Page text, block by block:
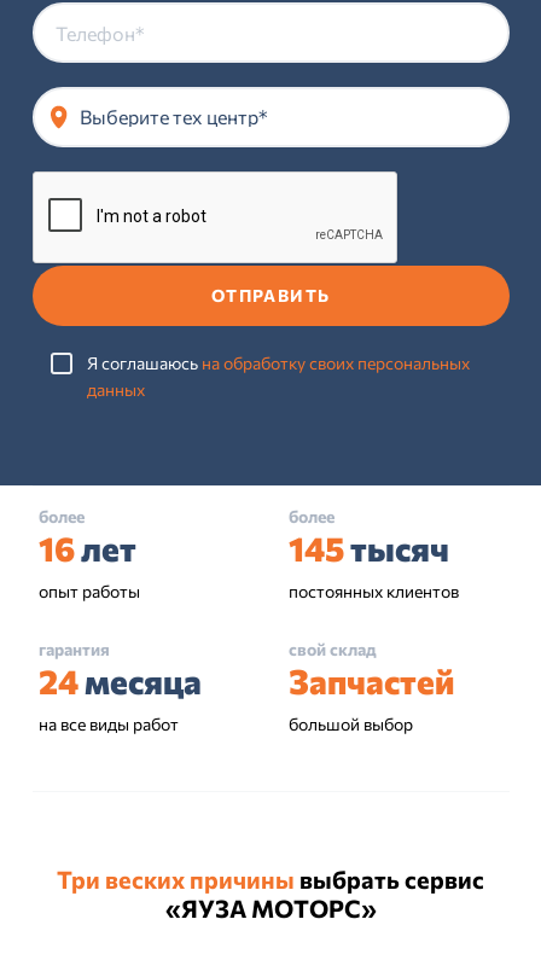
Выберите тех центр*
ОТПРАВИТЬ
Я соглашаюсь на обработку своих персональных
данных
более
16лет
опыт работы
более
145тысяч
постоянных клиентов
гарантия
24месяца
на все виды работ
свой склад
Запчастей
большой выбор
Три веских причины выбрать сервис
«ЯУЗА МОТОРС»